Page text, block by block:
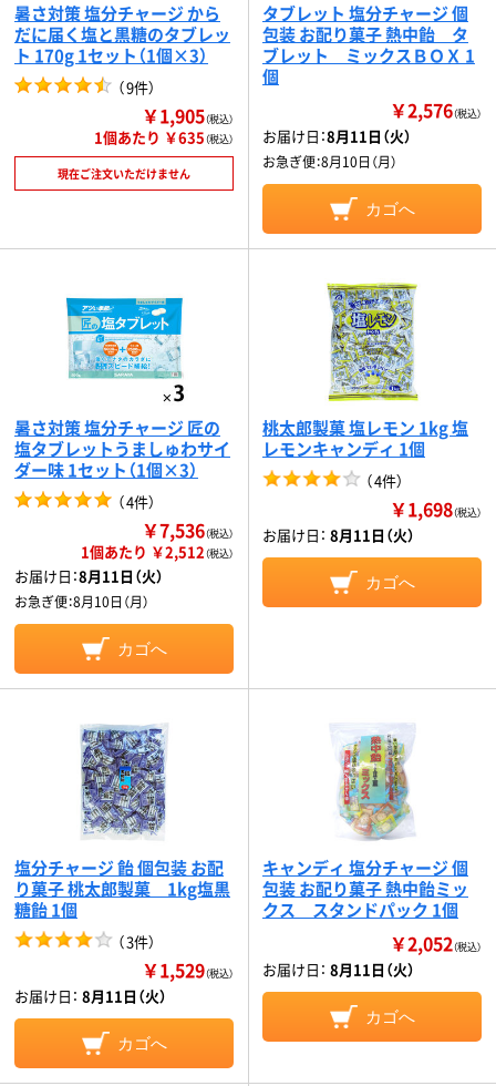
暑さ対策 塩分チャージ から
だに届く塩と黒糖のタブレッ
ト 170g 1セット（1個×3）
（9件）
￥1,905（税込）
1個あたり ￥635（税込）
現在ご注文いただけません
タブレット 塩分チャージ 個
包装 お配り菓子 熱中飴 タ
ブレット ミックスＢＯＸ 1
個
￥2,576（税込）
お届け日：8月11日（火）
お急ぎ便：8月10日（月）
カゴへ
暑さ対策 塩分チャージ 匠の
塩タブレットうましゅわサイ
ダー味 1セット（1個×3）
（4件）
￥7,536（税込）
1個あたり ￥2,512（税込）
お届け日：8月11日（火）
お急ぎ便：8月10日（月）
カゴへ
桃太郎製菓 塩レモン 1kg 塩
レモンキャンディ 1個
（4件）
￥1,698（税込）
お届け日： 8月11日（火）
カゴへ
塩分チャージ 飴 個包装 お配
り菓子 桃太郎製菓 1kg塩黒
糖飴 1個
（3件）
￥1,529（税込）
お届け日： 8月11日（火）
カゴへ
キャンディ 塩分チャージ 個
包装 お配り菓子 熱中飴ミッ
クス スタンドパック 1個
￥2,052（税込）
お届け日： 8月11日（火）
カゴへ